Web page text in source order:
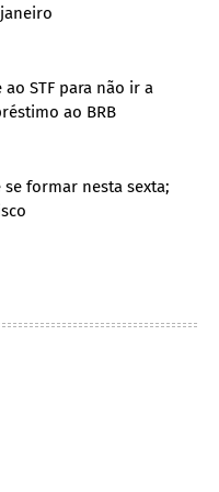
STF para não ir a
ao BRB
formar nesta sexta;